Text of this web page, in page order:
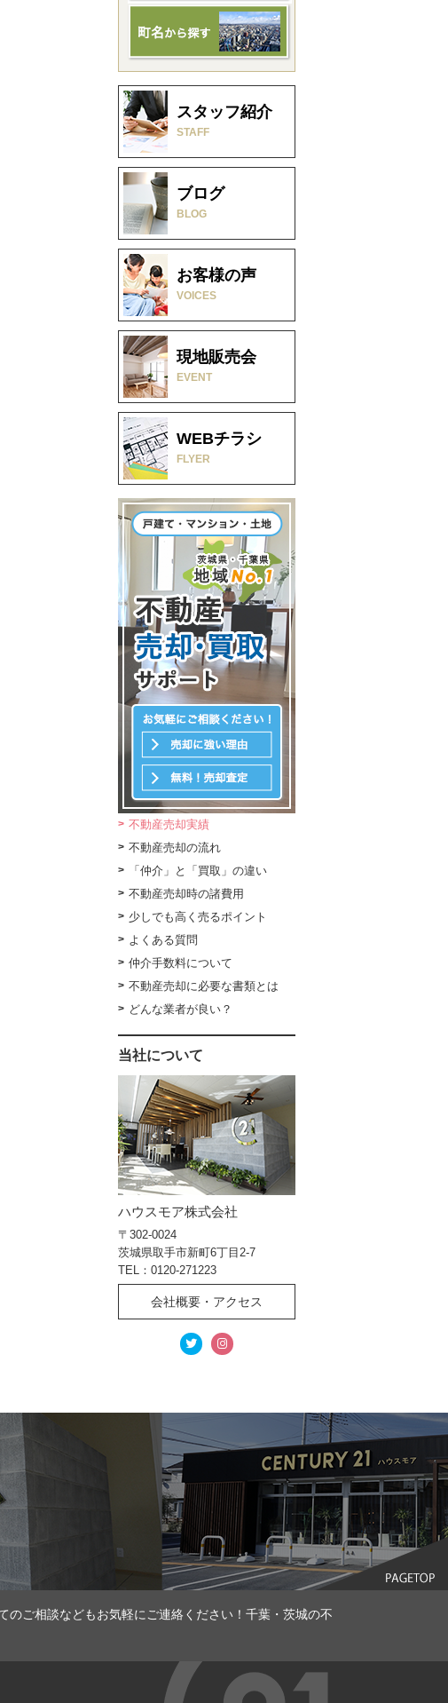
スタッフ紹介
STAFF
ブログ
BLOG
お客様の声
VOICES
現地販売会
EVENT
WEBチラシ
FLYER
不動産売却実績
不動産売却の流れ
「仲介」と「買取」の違い
不動産売却時の諸費用
少しでも高く売るポイント
よくある質問
仲介手数料について
不動産売却に必要な書類とは
どんな業者が良い？
当社について
ハウスモア株式会社
〒302-0024
茨城県取手市新町6丁目2-7
TEL：0120-271223
会社概要・アクセス
ご相談などもお気軽にご連絡ください！千葉・茨城の不